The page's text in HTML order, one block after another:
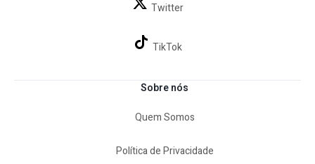
Sobre nós
Quem Somos
Política de Privacidade
Twitter
TikTok